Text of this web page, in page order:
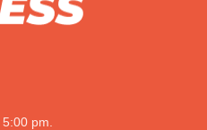
pm.